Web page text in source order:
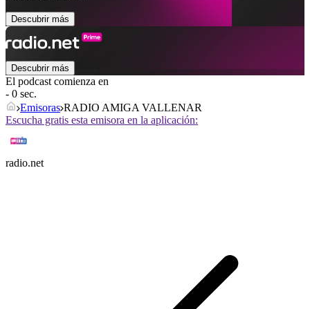
Descubrir más
Descubrir más
El podcast comienza en
- 0 sec.
Emisoras RADIO AMIGA VALLENAR
Escucha gratis esta emisora en la aplicación:
radio.net